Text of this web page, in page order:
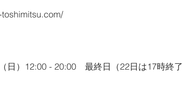
日）12:00 - 20:00　最終日（22日は17時終